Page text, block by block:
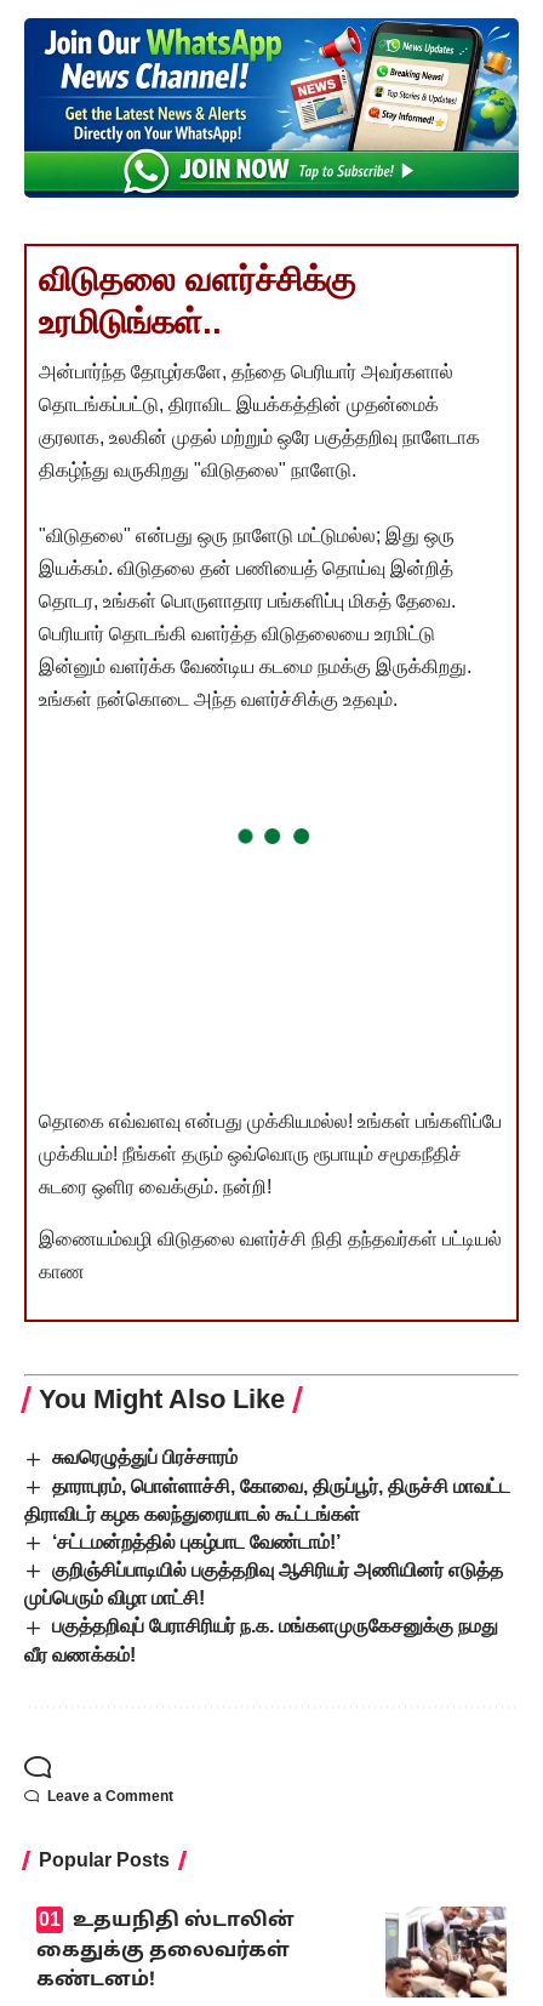
விடுதலை வளர்ச்சிக்கு
உரமிடுங்கள்..
அன்பார்ந்த தோழர்களே, தந்தை பெரியார் அவர்களால்
தொடங்கப்பட்டு, திராவிட இயக்கத்தின் முதன்மைக்
குரலாக, உலகின் முதல் மற்றும் ஒரே பகுத்தறிவு நாளேடாக
திகழ்ந்து வருகிறது "விடுதலை" நாளேடு.
"விடுதலை" என்பது ஒரு நாளேடு மட்டுமல்ல; இது ஒரு
இயக்கம். விடுதலை தன் பணியைத் தொய்வு இன்றித்
தொடர, உங்கள் பொருளாதார பங்களிப்பு மிகத் தேவை.
பெரியார் தொடங்கி வளர்த்த விடுதலையை உரமிட்டு
இன்னும் வளர்க்க வேண்டிய கடமை நமக்கு இருக்கிறது.
உங்கள் நன்கொடை அந்த வளர்ச்சிக்கு உதவும்.
தொகை எவ்வளவு என்பது முக்கியமல்ல! உங்கள் பங்களிப்பே
முக்கியம்! நீங்கள் தரும் ஒவ்வொரு ரூபாயும் சமூகநீதிச்
சுடரை ஒளிர வைக்கும். நன்றி!
இணையம்வழி விடுதலை வளர்ச்சி நிதி தந்தவர்கள் பட்டியல்
காண
You Might Also Like
சுவரெழுத்துப் பிரச்சாரம்
தாராபுரம், பொள்ளாச்சி, கோவை, திருப்பூர், திருச்சி மாவட்ட
திராவிடர் கழக கலந்துரையாடல் கூட்டங்கள்
‘சட்டமன்றத்தில் புகழ்பாட வேண்டாம்!’
குறிஞ்சிப்பாடியில் பகுத்தறிவு ஆசிரியர் அணியினர் எடுத்த
முப்பெரும் விழா மாட்சி!
பகுத்தறிவுப் பேராசிரியர் ந.க. மங்களமுருகேசனுக்கு நமது
வீர வணக்கம்!
Leave a Comment
Popular Posts
உதயநிதி ஸ்டாலின்
கைதுக்கு தலைவர்கள்
கண்டனம்!